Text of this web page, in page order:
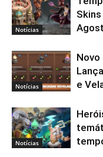
Notícias
Notícias
e
Notícias